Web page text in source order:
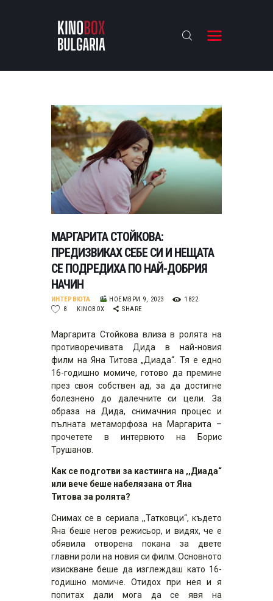
KINOBOX BULGARIA
АНАЛИЗИ
БАХТИ НАГРАДИТЕ
ИНТЕРВЮТА
ЗА НАС
МАРГАРИТА СТОЙКОВА:
ПРЕДИЗВИКАХ СЕБЕ СИ И НЕЩАТА
СЕ ПОДРЕДИХА ПО НАЙ-ДОБРИЯ
НАЧИН
ИНТЕРВЮТА НОЕМВРИ 9, 2023
1822
8
KINOBOX SHARE
Маргарита Стойкова влиза в ролята на
противоречивата Дида в най-новия
филм на Яна Титова „Диада“. Тя е едно
16-годишно момиче, готово да премине
през своя собствен ад, за да достигне
болезнено до далечните си цели. За
образа на Дида, снимачния процес и
пълната метаморфоза на Маргарита –
прочетете в интервюто на Борис
Трушанов.
Как се подготви за кастинга на ,,Диада“
или вече беше набелязана от Яна
Титова за ролята?
Снимах се в сериала ,,Татковци“, където
Яна беше негов режисьор, и видях, че е
обявила отворена покана за двете
главни роли на новия си филм. Основното
изискване беше да изглеждаш като 16-
годишно момиче. Отидох при нея и я
попитах дали мога да се явя на